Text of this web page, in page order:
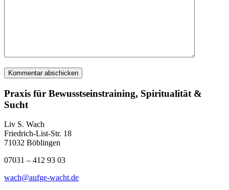
Praxis für Bewusstseinstraining, Spiritualität &
Sucht
Liv S. Wach
Friedrich-List-Str. 18
71032 Böblingen
07031 – 412 93 03
wach@aufge-wacht.de